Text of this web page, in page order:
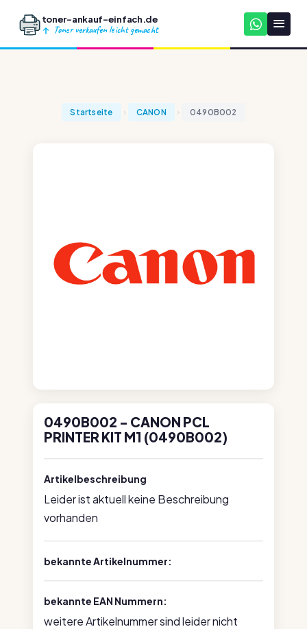
toner-ankauf-einfach.de
Toner verkaufen leicht gemacht
Startseite CANON 0490B002
0490B002 - CANON PCL
PRINTER KIT M1 (0490B002)
Artikelbeschreibung
Leider ist aktuell keine Beschreibung
vorhanden
bekannte Artikelnummer:
bekannte EAN Nummern:
weitere Artikelnummer sind leider nicht